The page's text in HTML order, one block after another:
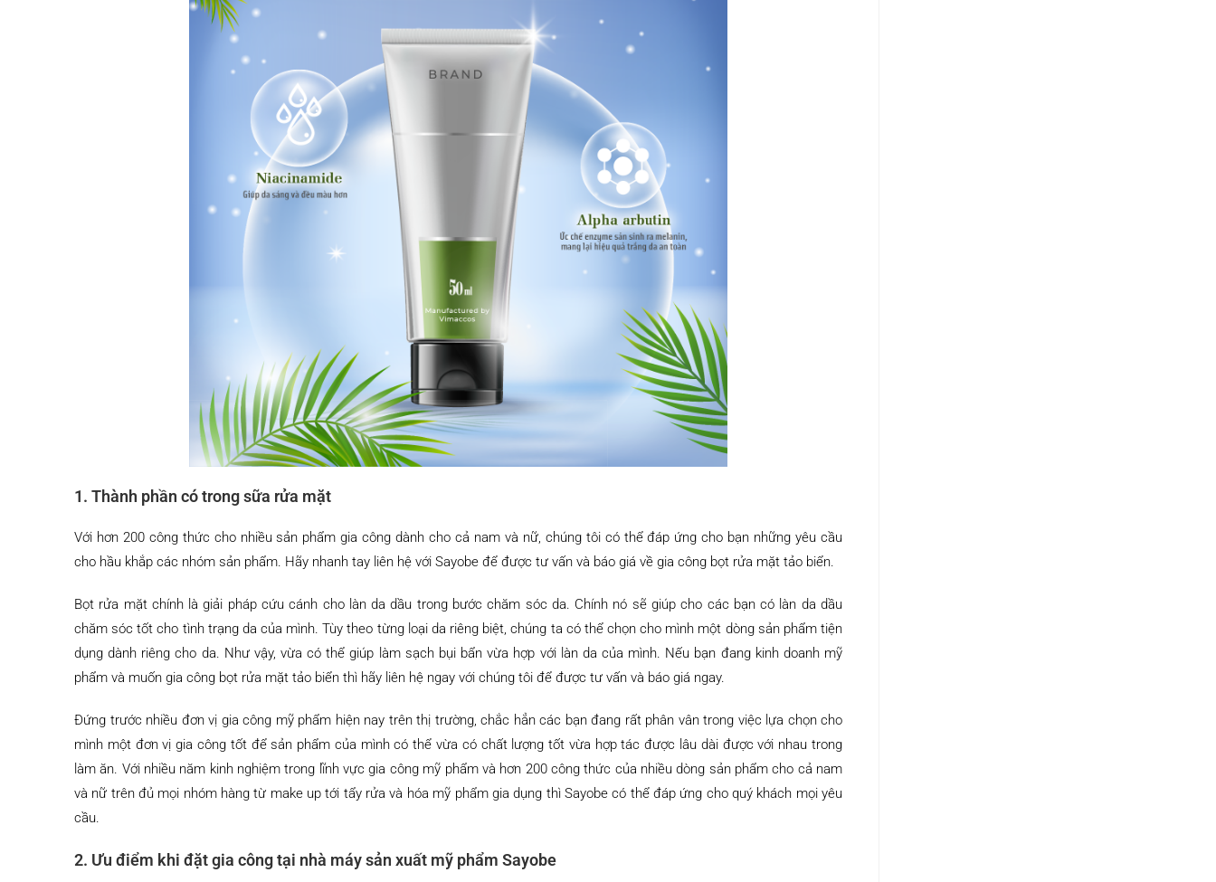
1. Thành phần có trong sữa rửa mặt
Với hơn 200 công thức cho nhiều sản phẩm gia công dành cho cả nam và nữ, chúng tôi có thể đáp ứng cho bạn những yêu cầu
cho hầu khắp các nhóm sản phẩm. Hãy nhanh tay liên hệ với Sayobe để được tư vấn và báo giá về gia công bọt rửa mặt tảo biển.
Bọt rửa mặt chính là giải pháp cứu cánh cho làn da dầu trong bước chăm sóc da. Chính nó sẽ giúp cho các bạn có làn da dầu
chăm sóc tốt cho tình trạng da của mình. Tùy theo từng loại da riêng biệt, chúng ta có thể chọn cho mình một dòng sản phẩm tiện
dụng dành riêng cho da. Như vậy, vừa có thể giúp làm sạch bụi bẩn vừa hợp với làn da của mình. Nếu bạn đang kinh doanh mỹ
phẩm và muốn gia công bọt rửa mặt tảo biển thì hãy liên hệ ngay với chúng tôi để được tư vấn và báo giá ngay.
Đứng trước nhiều đơn vị gia công mỹ phẩm hiện nay trên thị trường, chắc hẳn các bạn đang rất phân vân trong việc lựa chọn cho
mình một đơn vị gia công tốt để sản phẩm của mình có thể vừa có chất lượng tốt vừa hợp tác được lâu dài được với nhau trong
làm ăn. Với nhiều năm kinh nghiệm trong lĩnh vực gia công mỹ phẩm và hơn 200 công thức của nhiều dòng sản phẩm cho cả nam
và nữ trên đủ mọi nhóm hàng từ make up tới tẩy rửa và hóa mỹ phẩm gia dụng thì Sayobe có thể đáp ứng cho quý khách mọi yêu
cầu.
2. Ưu điểm khi đặt gia công tại nhà máy sản xuất mỹ phẩm Sayobe